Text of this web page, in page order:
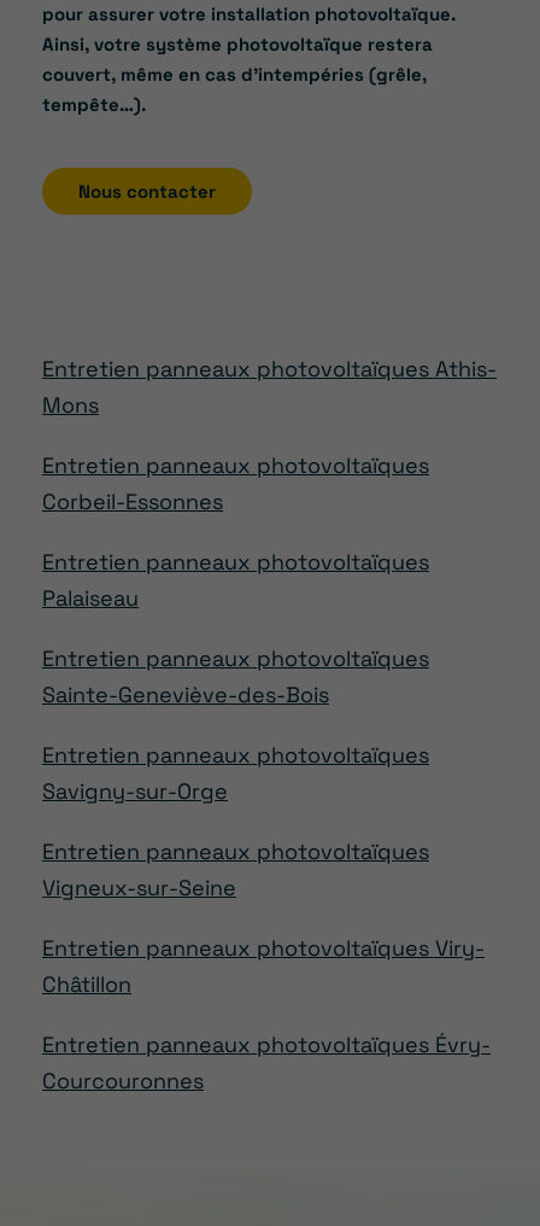
pour assurer votre installation photovoltaïque.
Ainsi, votre système photovoltaïque restera
couvert, même en cas d’intempéries (grêle,
tempête…).
Nous contacter
Entretien panneaux photovoltaïques Athis-
Mons
Entretien panneaux photovoltaïques
Corbeil-Essonnes
Entretien panneaux photovoltaïques
Palaiseau
Entretien panneaux photovoltaïques
Sainte-Geneviève-des-Bois
Entretien panneaux photovoltaïques
Savigny-sur-Orge
Entretien panneaux photovoltaïques
Vigneux-sur-Seine
Entretien panneaux photovoltaïques Viry-
Châtillon
Entretien panneaux photovoltaïques Évry-
Courcouronnes